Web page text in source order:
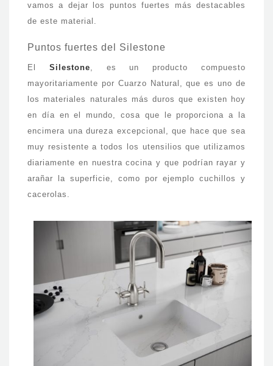
vamos a dejar los puntos fuertes más destacables
de este material.
Puntos fuertes del Silestone
El Silestone, es un producto compuesto
mayoritariamente por Cuarzo Natural, que es uno de
los materiales naturales más duros que existen hoy
en día en el mundo, cosa que le proporciona a la
encimera una dureza excepcional, que hace que sea
muy resistente a todos los utensilios que utilizamos
diariamente en nuestra cocina y que podrían rayar y
arañar la superficie, como por ejemplo cuchillos y
cacerolas.